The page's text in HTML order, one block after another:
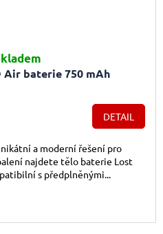
Air baterie 750 mAh
je 5,0 z 5 hvězdiček.
DETAIL
a moderní řešení pro
najdete tělo baterie Lost
s předplněnými...